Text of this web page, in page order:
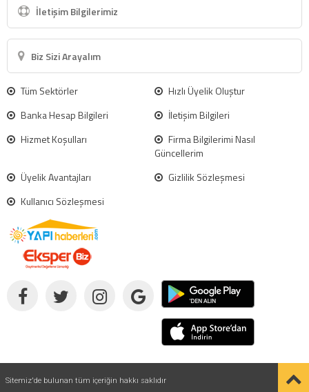
İletişim Bilgilerimiz
Biz Sizi Arayalım
Tüm Sektörler
Hızlı Üyelik Oluştur
Banka Hesap Bilgileri
İletişim Bilgileri
Hizmet Koşulları
Firma Bilgilerimi Nasıl
Güncellerim
Üyelik Avantajları
Gizlilik Sözleşmesi
Kullanıcı Sözleşmesi
Sitemiz'de bulunan tüm içeriğin hakkı saklıdır